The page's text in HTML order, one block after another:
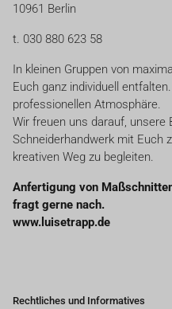
10961 Berlin
t. 030 880 623 58
In kleinen Gruppen von
Euch ganz individuell
professionellen Atmosphäre.
Wir freuen uns darauf, unsere
Schneiderhandwerk mit Euch
kreativen Weg zu begleiten.
Anfertigung von
fragt gerne nach.
www.luisetrapp.de
Rechtliches und Informatives